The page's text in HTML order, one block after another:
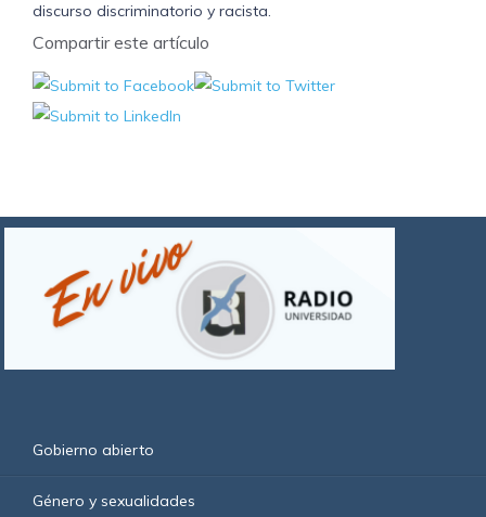
discurso discriminatorio y racista.
Compartir este artículo
Gobierno abierto
Género y sexualidades